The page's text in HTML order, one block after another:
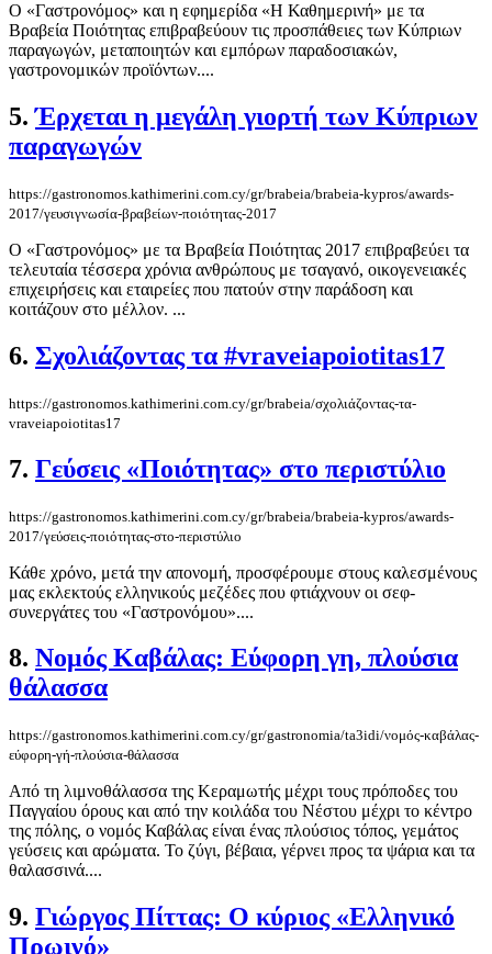
Ο «Γαστρονόμος» και η εφημερίδα «Η Καθημερινή» με τα
Βραβεία Ποιότητας επιβραβεύουν τις προσπάθειες των Κύπριων
παραγωγών, μεταποιητών και εμπόρων παραδοσιακών,
γαστρονομικών προϊόντων....
5.Έρχεται η μεγάλη γιορτή των Κύπριων
παραγωγών
https://gastronomos.kathimerini.com.cy/gr/brabeia/brabeia-kypros/awards-
2017/γευσιγνωσία-βραβείων-ποιότητας-2017
Ο «Γαστρονόμος» με τα Βραβεία Ποιότητας 2017 επιβραβεύει τα
τελευταία τέσσερα χρόνια ανθρώπους με τσαγανό, οικογενειακές
επιχειρήσεις και εταιρείες που πατούν στην παράδοση και
κοιτάζουν στο μέλλον. ...
6. Σχολιάζοντας τα #vraveiapoiotitas17
https://gastronomos.kathimerini.com.cy/gr/brabeia/σχολιάζοντας-τα-
vraveiapoiotitas17
7. Γεύσεις «Ποιότητας» στο περιστύλιο
https://gastronomos.kathimerini.com.cy/gr/brabeia/brabeia-kypros/awards-
2017/γεύσεις-ποιότητας-στο-περιστύλιο
Κάθε χρόνο, μετά την απονομή, προσφέρουμε στους καλεσμένους
μας εκλεκτούς ελληνικούς μεζέδες που φτιάχνουν οι σεφ-
συνεργάτες του «Γαστρονόμου»....
8. Νομός Καβάλας: Εύφορη γη, πλούσια
θάλασσα
https://gastronomos.kathimerini.com.cy/gr/gastronomia/ta3idi/νομός-καβάλας-
εύφορη-γή-πλούσια-θάλασσα
Από τη λιμνοθάλασσα της Κεραμωτής μέχρι τους πρόποδες του
Παγγαίου όρους και από την κοιλάδα του Νέστου μέχρι το κέντρο
της πόλης, ο νομός Καβάλας είναι ένας πλούσιος τόπος, γεμάτος
γεύσεις και αρώματα. Το ζύγι, βέβαια, γέρνει προς τα ψάρια και τα
θαλασσινά....
9. Γιώργος Πίττας: Ο κύριος «Ελληνικό
Πρωινό»